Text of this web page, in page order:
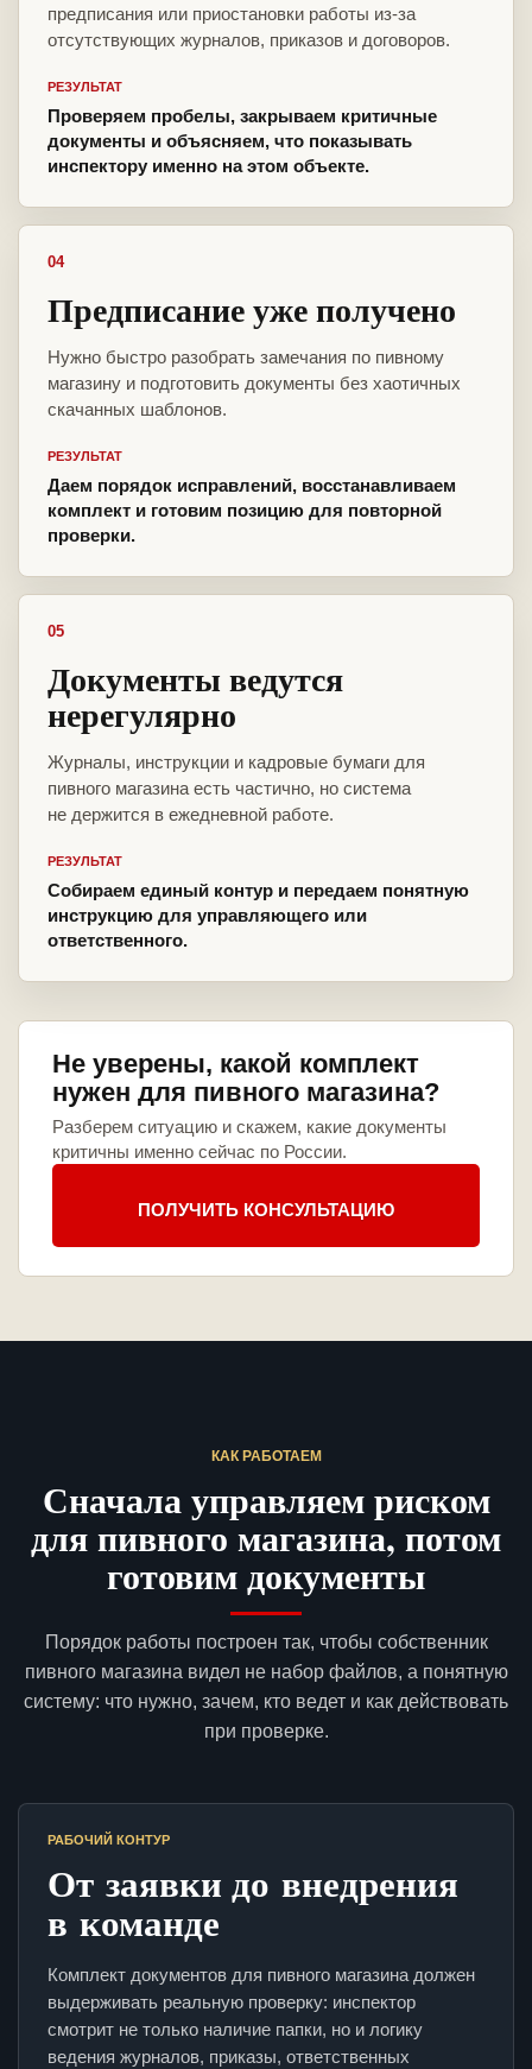
предписания или приостановки работы из-за
отсутствующих журналов, приказов и договоров.
РЕЗУЛЬТАТ
Проверяем пробелы, закрываем критичные
документы и объясняем, что показывать
инспектору именно на этом объекте.
04
Предписание уже получено
Нужно быстро разобрать замечания по пивному
магазину и подготовить документы без хаотичных
скачанных шаблонов.
РЕЗУЛЬТАТ
Даем порядок исправлений, восстанавливаем
комплект и готовим позицию для повторной
проверки.
05
Документы ведутся
нерегулярно
Журналы, инструкции и кадровые бумаги для
пивного магазина есть частично, но система
не держится в ежедневной работе.
РЕЗУЛЬТАТ
Собираем единый контур и передаем понятную
инструкцию для управляющего или
ответственного.
Не уверены, какой комплект
нужен для пивного магазина?
Разберем ситуацию и скажем, какие документы
критичны именно сейчас по России.
ПОЛУЧИТЬ КОНСУЛЬТАЦИЮ
КАК РАБОТАЕМ
Сначала управляем риском
для пивного магазина, потом
готовим документы
Порядок работы построен так, чтобы собственник
пивного магазина видел не набор файлов, а понятную
систему: что нужно, зачем, кто ведет и как действовать
при проверке.
РАБОЧИЙ КОНТУР
От заявки до внедрения
в команде
Комплект документов для пивного магазина должен
выдерживать реальную проверку: инспектор
смотрит не только наличие папки, но и логику
ведения журналов, приказы, ответственных